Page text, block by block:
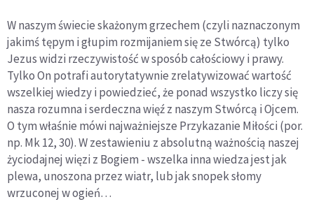
W naszym świecie skażonym grzechem (czyli naznaczonym
jakimś tępym i głupim rozmijaniem się ze Stwórcą) tylko
Jezus widzi rzeczywistość w sposób całościowy i prawy.
Tylko On potrafi autorytatywnie zrelatywizować wartość
wszelkiej wiedzy i powiedzieć, że ponad wszystko liczy się
nasza rozumna i serdeczna więź z naszym Stwórcą i Ojcem.
O tym właśnie mówi najważniejsze Przykazanie Miłości (por.
np. Mk 12, 30). W zestawieniu z absolutną ważnością naszej
życiodajnej więzi z Bogiem - wszelka inna wiedza jest jak
plewa, unoszona przez wiatr, lub jak snopek słomy
wrzuconej w ogień…